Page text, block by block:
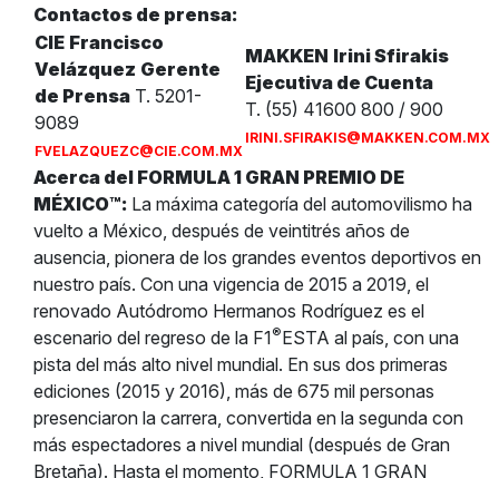
Contactos de prensa:
CIE Francisco
Velázquez Gerente
de Prensa T. 5201-
9089
FVELAZQUEZC@CIE.COM.MX
MAKKEN Irini Sfirakis
Ejecutiva de Cuenta
T. (55) 41600 800 / 900
IRINI.SFIRAKIS@MAKKEN.COM.MX
Acerca del FORMULA 1 GRAN PREMIO DE
MÉXICO™: La máxima categoría del automovilismo ha
vuelto a México, después de veintitrés años de
ausencia, pionera de los grandes eventos deportivos en
nuestro país. Con una vigencia de 2015 a 2019, el
renovado Autódromo Hermanos Rodríguez es el
escenario del regreso de la F1®ESTA al país, con una
pista del más alto nivel mundial. En sus dos primeras
ediciones (2015 y 2016), más de 675 mil personas
presenciaron la carrera, convertida en la segunda con
más espectadores a nivel mundial (después de Gran
Bretaña). Hasta el momento, FORMULA 1 GRAN